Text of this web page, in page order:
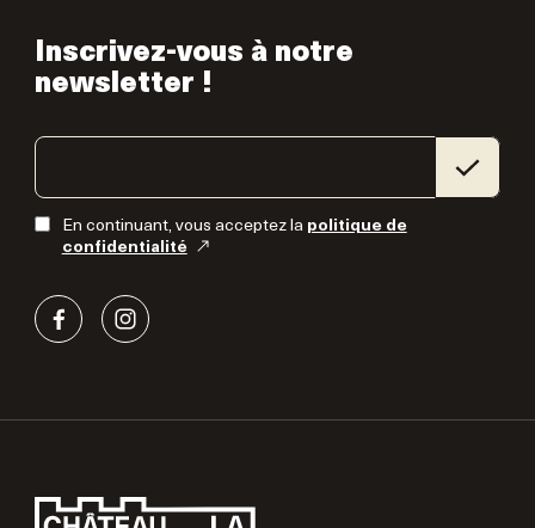
Inscrivez-vous à notre
newsletter !
En continuant, vous acceptez la politique de
confidentialité